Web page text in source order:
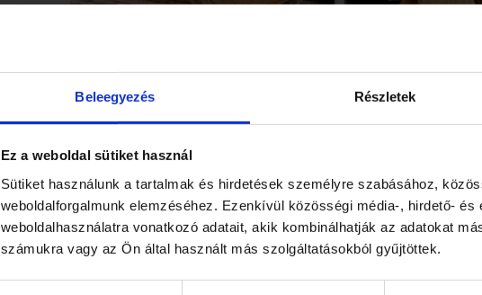
Beleegyezés Részletek
Ez a weboldal sütiket használ
Sütiket használunk a tartalmak és hirdetések személyre szabásához,
weboldalforgalmunk elemzéséhez. Ezenkívül közösségi média-, hirdető-
weboldalhasználatra vonatkozó adatait, akik kombinálhatják az adatokat
számukra vagy az Ön által használt más szolgáltatásokból gyűjtöttek.
ÉRDEKEL